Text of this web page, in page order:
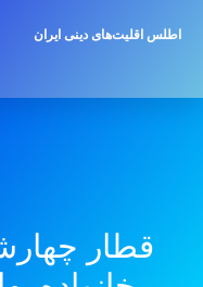
اطلس اقلیت‌های دینی ایران
قطار